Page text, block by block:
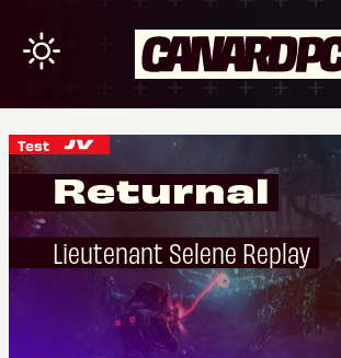
Test
Returnal
Lieutenant Selene Replay